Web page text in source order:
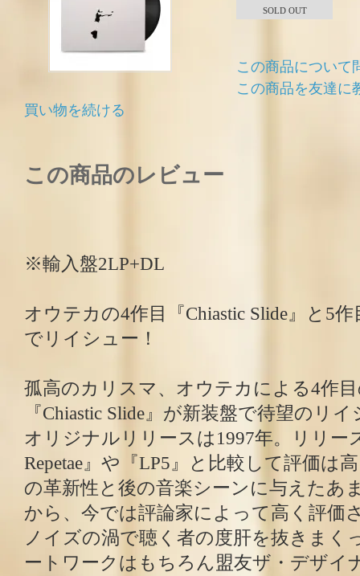
SOLD OUT
この商品について
この商品を友達に
買い物を続ける
この商品のレビュー
※輸入盤2LP+DL
オウテカの4作目『Chiastic Slide』と5
でリイシュー！
孤高のカリスマ、オウテカによる4作
『Chiastic Slide』が新装盤で待望のリ
オリジナルリリースは1997年。リリー
Repetae』や『LP5』と比較して評価は
の革新性と後の音楽シーンに与えたあ
から、今では評論家によって高く評価
ノイズの渦で聴く者の度肝を抜きまく
ートワークはもちろん盟友ザ・デザイ